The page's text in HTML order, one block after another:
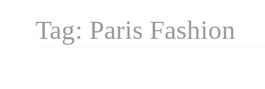
Tag: Paris Fashion